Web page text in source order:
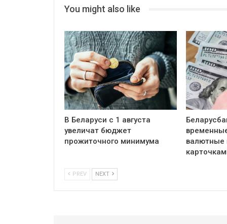
You might also like
В Беларуси с 1 августа
увеличат бюджет
прожиточного минимума
валютные
PREV NEXT